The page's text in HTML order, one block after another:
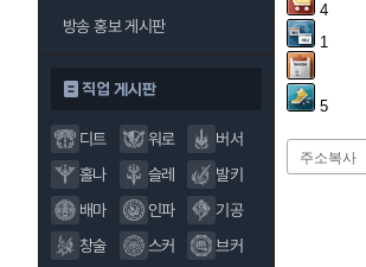
방송 홍보 게시판
직업 게시판
디트 워로
버서
홀나
슬레
발키
배마
인파
기공
창술
스커
브커
4
1
5
주소복사